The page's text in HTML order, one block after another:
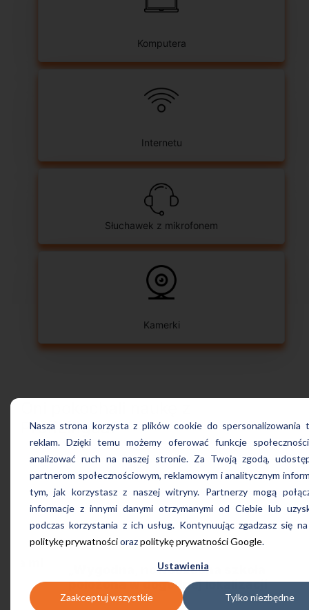
Nasza strona korzysta z plików cookie do spersonalizowania
reklam. Dzięki temu możemy oferować funkcje
analizować ruch na naszej stronie. Za Twoją zgodą,
partnerom społecznościowym, reklamowym i analitycznym
tym, jak korzystasz z naszej witryny. Partnerzy mogą
informacje z innymi danymi otrzymanymi od Ciebie lub
podczas korzystania z ich usług. Kontynuując zgadzasz się
politykę prywatnościorazpolitykę prywatności Google.
Ustawienia
Zaakceptuj wszystkie Tylko niezbędne
Komputera
Internetu
Słuchawek z mikrofonem
Kamerki
ProfiLingua!
„Wygodna, nowoczesna szkoła
położona w dogodnej lokalizacji”